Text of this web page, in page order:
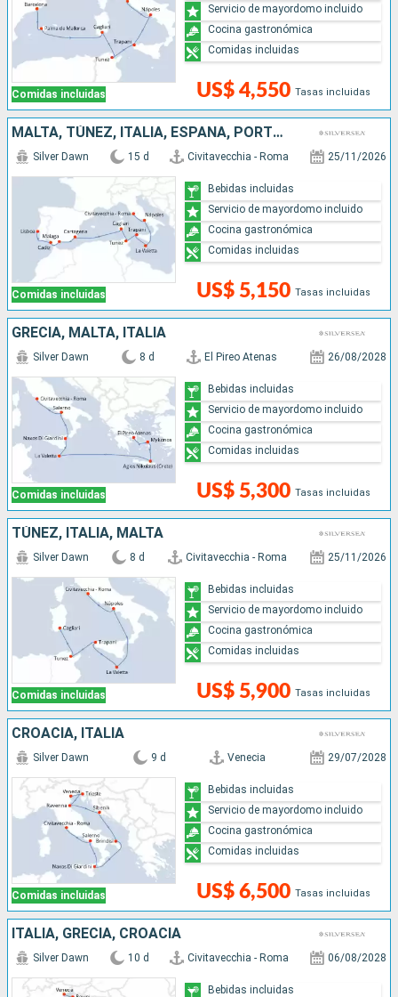
Comidas incluidas US$ 4,550 Tasas incluidas
Servicio de mayordomo incluido
Cocina gastronómica
Comidas incluidas
MALTA, TÚNEZ, ITALIA, ESPAÑA, PORTUGAL
Comidas incluidas
Silver Dawn 15 d Civitavecchia - Roma 25/11/2026
US$ 5,150 Tasas incluidas
Bebidas incluidas
Servicio de mayordomo incluido
Cocina gastronómica
Comidas incluidas
GRECIA, MALTA, ITALIA
Comidas incluidas
Silver Dawn 8 d El Pireo Atenas 26/08/2028
US$ 5,300 Tasas incluidas
Bebidas incluidas
Servicio de mayordomo incluido
Cocina gastronómica
Comidas incluidas
TÚNEZ, ITALIA, MALTA
Comidas incluidas
Silver Dawn 8 d Civitavecchia - Roma 25/11/2026
US$ 5,900 Tasas incluidas
Bebidas incluidas
Servicio de mayordomo incluido
Cocina gastronómica
Comidas incluidas
CROACIA, ITALIA
Comidas incluidas
Silver Dawn 9 d Venecia 29/07/2028
US$ 6,500 Tasas incluidas
Bebidas incluidas
Servicio de mayordomo incluido
Cocina gastronómica
Comidas incluidas
ITALIA, GRECIA, CROACIA
Silver Dawn 10 d Civitavecchia - Roma 06/08/2028
Bebidas incluidas